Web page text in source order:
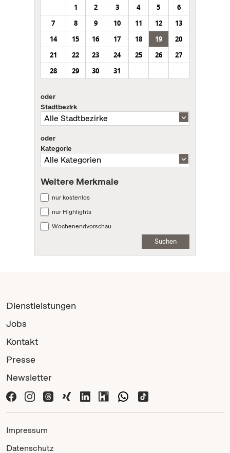
1
2 3 4 5
6
7
8 9 10 11 12
13
14
15 16 17 18 19
20
21
22 23 24 25 26
27
28
29 30 31
oder
Stadtbezirk
oder
Kategorie
Weitere Merkmale
nur kostenlos
nur Highlights
Wochenendvorschau
Suchen
Dienstleistungen
Jobs
Kontakt
Presse
Newsletter
Impressum
Datenschutz